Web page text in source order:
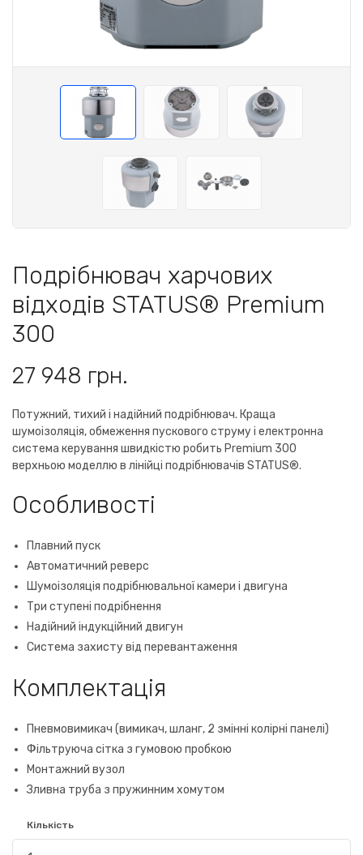
Подрібнювач харчових
відходів STATUS® Premium
300
27 948 грн.
Потужний, тихий і надійний подрібнювач. Краща
шумоізоляція, обмеження пускового струму і електронна
система керування швидкістю робить Premium 300
верхньою моделлю в лінійці подрібнювачів STATUS®.
Особливості
Плавний пуск
Автоматичний реверс
Шумоізоляція подрібнювальної камери і двигуна
Три ступені подрібнення
Надійний індукційний двигун
Система захисту від перевантаження
Комплектація
Пневмовимикач (вимикач, шланг, 2 змінні колірні панелі)
Фільтруюча сітка з гумовою пробкою
Монтажний вузол
Зливна труба з пружинним хомутом
Кількість